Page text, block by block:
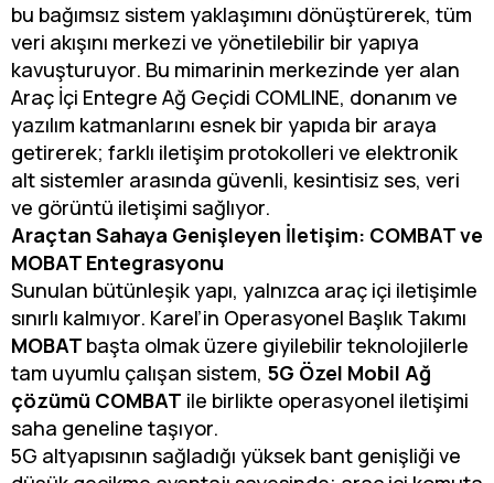
bu bağımsız sistem yaklaşımını dönüştürerek, tüm
veri akışını merkezi ve yönetilebilir bir yapıya
kavuşturuyor. Bu mimarinin merkezinde yer alan
Araç İçi Entegre Ağ Geçidi COMLINE, donanım ve
yazılım katmanlarını esnek bir yapıda bir araya
getirerek; farklı iletişim protokolleri ve elektronik
alt sistemler arasında güvenli, kesintisiz ses, veri
ve görüntü iletişimi sağlıyor.
Araçtan Sahaya Genişleyen İletişim: COMBAT ve
MOBAT Entegrasyonu
Sunulan bütünleşik yapı, yalnızca araç içi iletişimle
sınırlı kalmıyor. Karel’in Operasyonel Başlık Takımı
MOBAT başta olmak üzere giyilebilir teknolojilerle
tam uyumlu çalışan sistem, 5G Özel Mobil Ağ
çözümü COMBAT ile birlikte operasyonel iletişimi
saha geneline taşıyor.
5G altyapısının sağladığı yüksek bant genişliği ve